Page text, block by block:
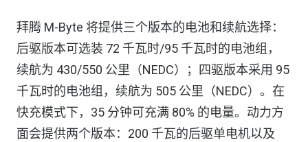
拜腾 M-Byte 将提供三个版本的电池和续航选择：
后驱版本可选装 72 千瓦时/95 千瓦时的电池组，
续航为 430/550 公里（NEDC）；四驱版本采用 95
千瓦时的电池组，续航为 505 公里（NEDC）。在
快充模式下，35 分钟可充满 80% 的电量。动力方
面会提供两个版本：200 千瓦的后驱单电机以及